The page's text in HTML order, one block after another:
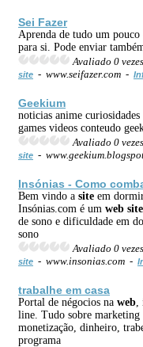
Sei Fazer
Aprenda de tudo um
para si. Pode enviar
Avaliado 0
site - www.seifazer.com -
Geekium
noticias anime
games videos conteudo
Avaliado 0
site -
Insónias - Como
Bem vindo a site em
Insónias.com é um web site
de sono e dificuldade em
sono
Avaliado 0
site - www.insonias.com -
trabalhe em casa
Portal de négocios na web
line. Tudo sobre marketing
monetização, dinheiro,
programa